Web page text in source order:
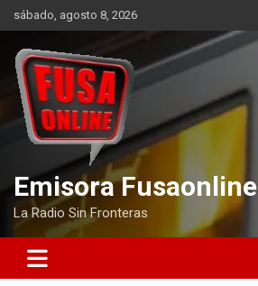
Skip
to
content
sábado, agosto 8, 2026
Emisora Fusaonline
La Radio Sin Fronteras